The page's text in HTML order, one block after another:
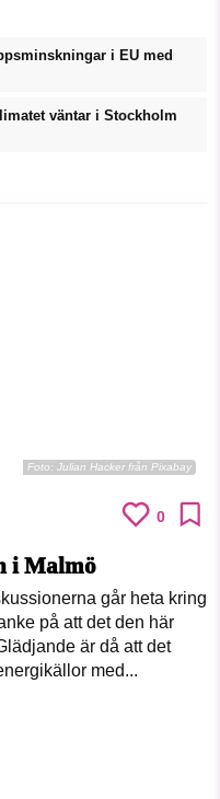
i EU med
väntar i Stockholm
Foto: Julian Hacker från Pixabay
0
i Malmö
går heta kring
på att det den här
är då att det
med...